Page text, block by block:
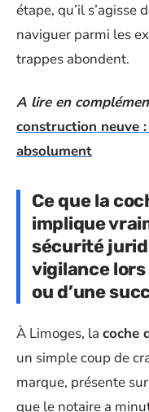
étape, qu’il s’agisse
naviguer parmi les
trappes abondent.
A lire en
construction neuve
absolument
Ce que la
implique
sécurité
vigilance lors
ou d’une
À Limoges, la coche
un simple coup de
marque, présente
que le notaire a